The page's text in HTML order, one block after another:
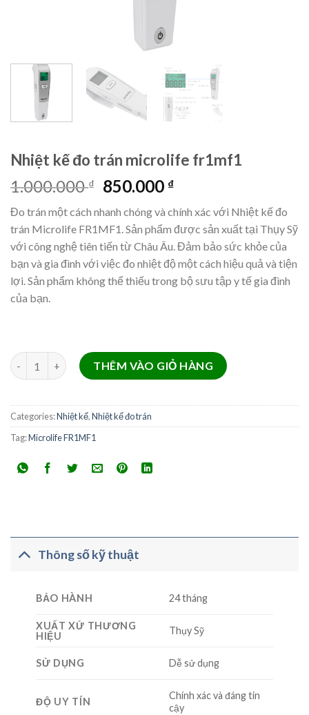
Nhiệt kế đo trán microlife fr1mf1
1.000.000₫
Original
was:
1.000.000 ₫.
850.000 ₫Current
is:
850.000 ₫.
Đo trán một cách nhanh chóng và chính xác với Nhiệt kế đo
trán Microlife FR1MF1. Sản phẩm được sản xuất tại Thụy Sỹ
với công nghệ tiên tiến từ Châu Âu. Đảm bảo sức khỏe của
bạn và gia đình với việc đo nhiệt độ một cách hiệu quả và tiện
lợi. Sản phẩm không thể thiếu trong bộ sưu tập y tế gia đình
của bạn.
Nhiệt kế đo trán microlife fr1mf1 quantity
THÊM VÀO GIỎ HÀNG
Categories:Nhiệt kế,Nhiệt kế đo trán
Tag:Microlife FR1MF1
Thông số kỹ thuật
BẢO HÀNH 24 tháng
XUẤT XỨ THƯƠNG
HIỆU
Thụy Sỹ
SỬ DỤNG Dễ sử dụng
ĐỘ UY TÍN
Chính xác và đáng tin
cậy